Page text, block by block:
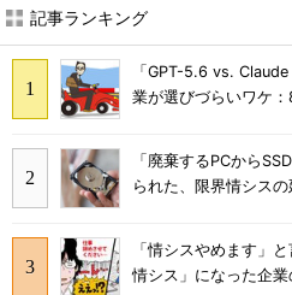
記事ランキング
「GPT-5.6 vs.
業が選びづらいワケ
「廃棄するPCから
られた、限界情シスの
「情シスやめます」
情シス」になった企業